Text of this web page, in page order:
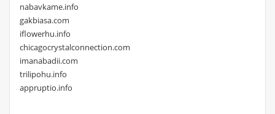
nabavkame.info
gakbiasa.com
iflowerhu.info
chicagocrystalconnection.com
imanabadii.com
trilipohu.info
appruptio.info